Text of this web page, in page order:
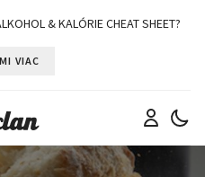
& KALÓRIE CHEAT SHEET?
VIAC